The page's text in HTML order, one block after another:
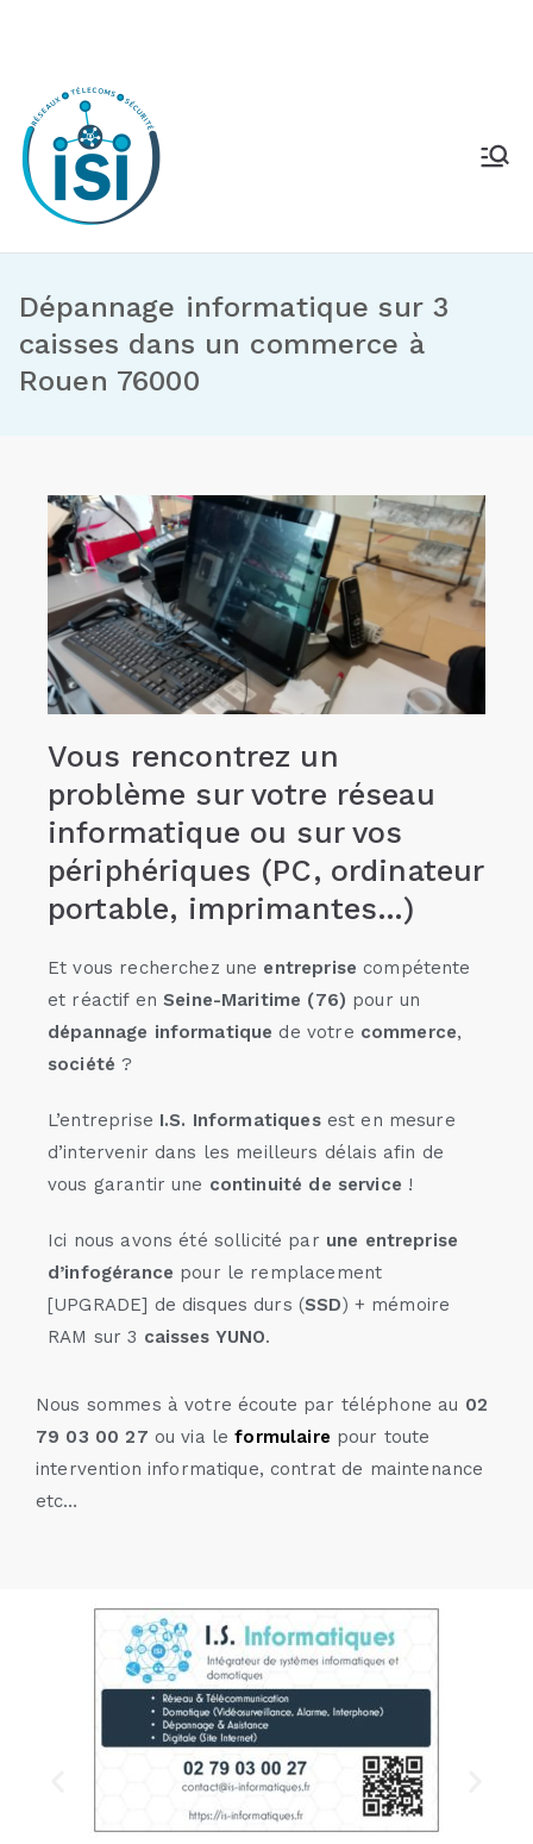
Dépannage informatique sur 3
caisses dans un commerce à
Rouen 76000
Vous rencontrez un
problème sur votre réseau
informatique ou sur vos
périphériques (PC, ordinateur
portable, imprimantes…)
Et vous recherchez une entreprise compétente
et réactif enSeine-Maritime (76) pour un
dépannage informatique de votre commerce,
société ?
L’entreprise I.S. Informatiquesest en mesure
d’intervenir dans les meilleurs délais afin de
vous garantir une continuité de service !
Ici nous avons été sollicité par une entreprise
d’infogérance pour le remplacement
[UPGRADE] de disques durs (SSD) + mémoire
RAM sur 3 caisses YUNO.
Nous sommes à votre écoute par téléphone au 02
79 03 00 27 ou via leformulaire pour toute
intervention informatique, contrat de maintenance
etc…